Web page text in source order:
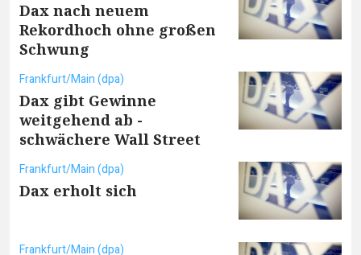
Dax nach neuem
Rekordhoch ohne großen
Schwung
Frankfurt/Main (dpa)
Dax gibt Gewinne
weitgehend ab -
schwächere Wall Street
Frankfurt/Main (dpa)
Dax erholt sich
Frankfurt/Main (dpa)